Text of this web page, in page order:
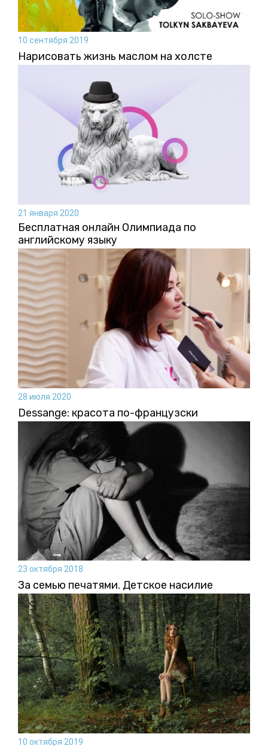
10 сентября 2019
Нарисовать жизнь маслом на холсте
21 января 2020
Бесплатная онлайн Олимпиада по
английскому языку
28 июля 2020
Dessange: красота по-французски
23 октября 2018
За семью печатями. Детское насилие
10 октября 2019